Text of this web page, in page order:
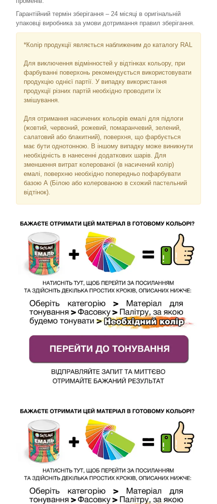
Гарантійний термін зберігання – 24 місяці в оригінальній
упаковці виробника за умови дотримання правил зберігання.
*Колір продукції являється наближеним до каталогу RAL
Для виключення відмінностей у відтінках кольору, при
фарбуванні поверхонь рекомендується використовувати
продукцію однієї партії. У випадку використання
продукції різних партій необхідно проводити їх
змішування.
Для отримання насичених кольорів емалі для підлоги
(жовтий, червоний, рожевий, помаранчевий, зелений,
салатовий або блакитний), поверхня, що фарбується
має бути однотонною. В іншому випадку може виникнути
необхідність в нанесенні додаткових шарів. Для
зменшення витрат колерованої (в насичений колір)
емалі, поверхню необхідно попередньо пофарбувати
базою А (Білою або колерованою в схожий пастельний
відтінок).